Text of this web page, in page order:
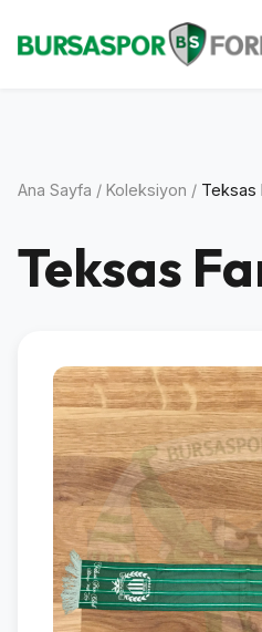
Ana Sayfa / Koleksiyon / Teksas
Teksas